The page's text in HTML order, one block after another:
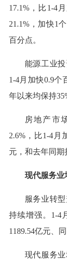
17.1%，比1-4
21.1%，加快1
百分点。
能源工业
1-4月加快0.9个
年以来均保持
房地产市
2.6%，比1-4月
元，和去年同期
现代服务业
服务业转
持续增强。1-4
1189.54亿元、
现代服务